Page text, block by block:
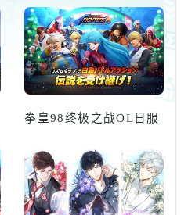
拳皇98终极之战OL日服